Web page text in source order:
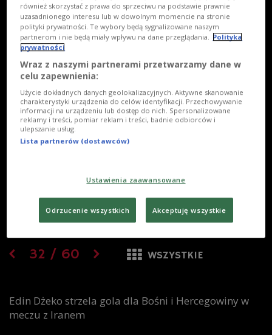
32 / 60 WSZYSTKIE
Edin Dżeko strzela gola dla Bośni i Hercegowiny w
meczu z Iranem
również skorzystać z prawa do sprzeciwu na podstawie prawnie
uzasadnionego interesu lub w dowolnym momencie na stronie
polityki prywatności. Te wybory będą sygnalizowane naszym
partnerom i nie będą miały wpływu na dane przeglądania. Polityka
prywatności
Wraz z naszymi partnerami przetwarzamy dane w
celu zapewnienia:
Użycie dokładnych danych geolokalizacyjnych. Aktywne skanowanie
charakterystyki urządzenia do celów identyfikacji. Przechowywanie
informacji na urządzeniu lub dostęp do nich. Spersonalizowane
reklamy i treści, pomiar reklam i treści, badnie odbiorców i
ulepszanie usług.
Lista partnerów (dostawców)
Ustawienia zaawansowane
Odrzucenie wszystkich Akceptuję wszystkie